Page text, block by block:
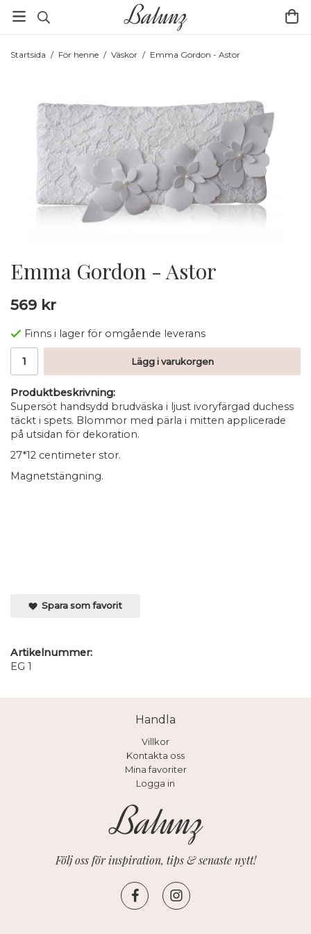
Startsida / För henne / Väskor / Emma Gordon - Astor
Emma Gordon - Astor
569 kr
Finns i lager för omgående leverans
Lägg i varukorgen
Produktbeskrivning:
Supersöt handsydd brudväska i ljust ivoryfärgad duchess
täckt i spets. Blommor med pärla i mitten applicerade
på utsidan för dekoration.
27*12 centimeter stor.
Magnetstängning.
Spara som favorit
Artikelnummer:
EG 1
Handla
Villkor
Kontakta oss
Mina favoriter
Logga in
Följ oss för inspiration, tips & senaste nytt!